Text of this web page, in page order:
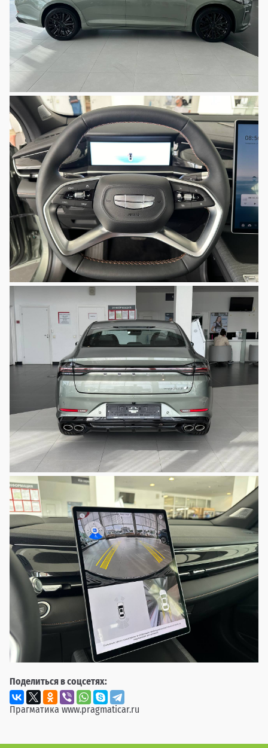
Поделиться в соцсетях:
Прагматика www.pragmaticar.ru